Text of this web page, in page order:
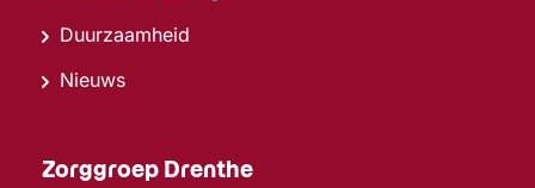
Duurzaamheid
Nieuws
Zorggroep Drenthe